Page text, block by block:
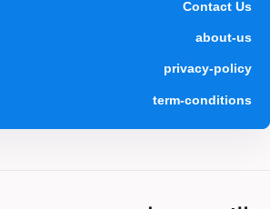
Contact Us
about-us
privacy-policy
term-conditions